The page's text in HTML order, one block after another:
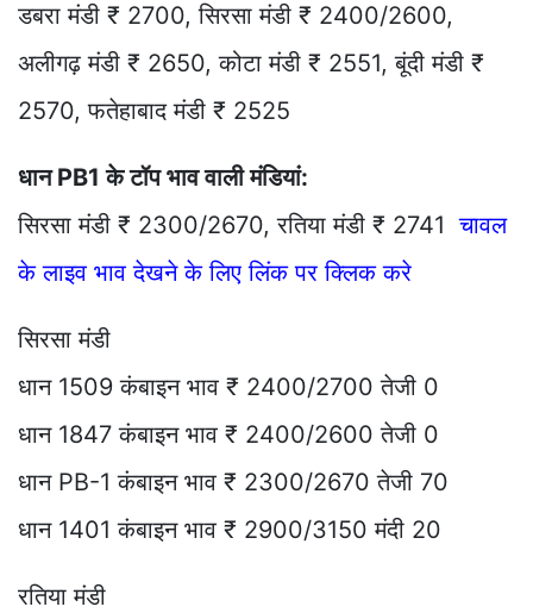
डबरा मंडी ₹ 2700, सिरसा मंडी ₹ 2400/2600,
अलीगढ़ मंडी ₹ 2650, कोटा मंडी ₹ 2551, बूंदी मंडी ₹
2570, फतेहाबाद मंडी ₹ 2525
धान PB1 के टॉप भाव वाली मंडियां:
सिरसा मंडी ₹ 2300/2670, रतिया मंडी ₹ 2741चावल
के लाइव भाव देखने के लिए लिंक पर क्लिक करे
सिरसा मंडी
धान 1509 कंबाइन भाव ₹ 2400/2700 तेजी 0
धान 1847 कंबाइन भाव ₹ 2400/2600 तेजी 0
धान PB-1 कंबाइन भाव ₹ 2300/2670 तेजी 70
धान 1401 कंबाइन भाव ₹ 2900/3150 मंदी 20
रतिया मंडी